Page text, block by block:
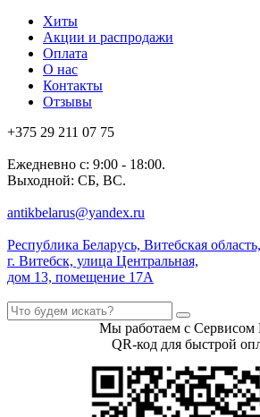
Хиты
Акции и распродажи
Оплата
О нас
Контакты
Отзывы
+375 29 211 07 75
Ежедневно с: 9:00 - 18:00.
Выходной: СБ, ВС.
antikbelarus@yandex.ru
Республика Беларусь, Витебская область,
г. Витебск, улица Центральная,
дом 13, помещение 17А
Мы работаем с Сервисом
QR-код для быстрой